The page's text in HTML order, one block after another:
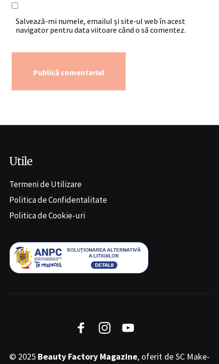
Salvează-mi numele, emailul și site-ul web în acest
navigator pentru data viitoare când o să comentez.
Utile
Termeni de Utilizare
Politica de Confidentalitate
Politica de Cookie-uri
© 2025 Beauty Factory Magazine, oferit de SC Make-